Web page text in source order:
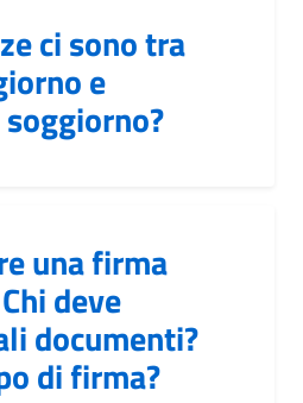
ci sono tra
e
una firma
deve
documenti?
di firma?